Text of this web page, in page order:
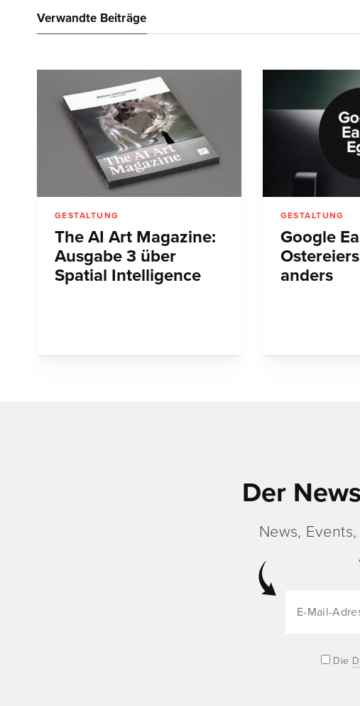
Verwandte Beiträge
GESTALTUNG
The AI Art Magazine:
Ausgabe 3 über
Spatial Intelligence
GESTALTUNG
Google
anders
Der
News,
Die